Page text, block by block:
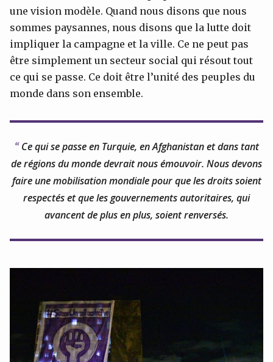
une vision modèle. Quand nous disons que nous
sommes paysannes, nous disons que la lutte doit
impliquer la campagne et la ville. Ce ne peut pas
être simplement un secteur social qui résout tout
ce qui se passe. Ce doit être l’unité des peuples du
monde dans son ensemble.
Ce qui se passe en Turquie, en Afghanistan et dans tant
de régions du monde devrait nous émouvoir. Nous devons
faire une mobilisation mondiale pour que les droits soient
respectés et que les gouvernements autoritaires, qui
avancent de plus en plus, soient renversés.